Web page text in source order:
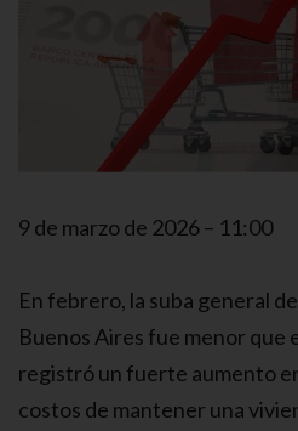
9 de marzo de 2026 – 11:00
En febrero, la suba general
Buenos Aires fue menor que
registró un fuerte aumento
costos de mantener una